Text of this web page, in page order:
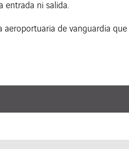
entrada ni salida.
de vanguardia